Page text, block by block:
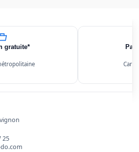
gratuite*
25